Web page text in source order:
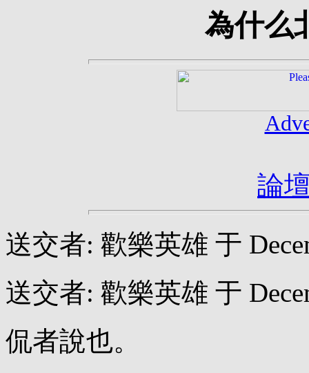
為什么
論
送交者: 歡樂英雄 于
送交者: 歡樂英雄 于
侃者說也。